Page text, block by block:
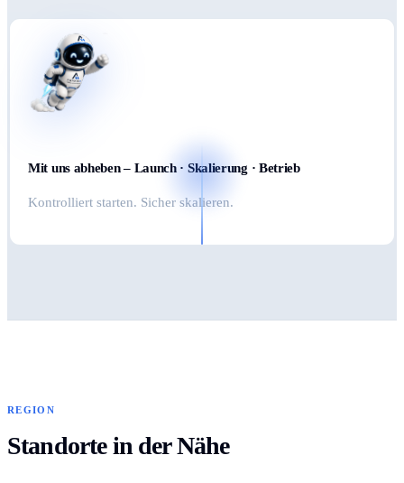
Mit uns abheben – Launch · Skalierung · Betrieb
Kontrolliert starten. Sicher skalieren.
REGION
Standorte in der Nähe